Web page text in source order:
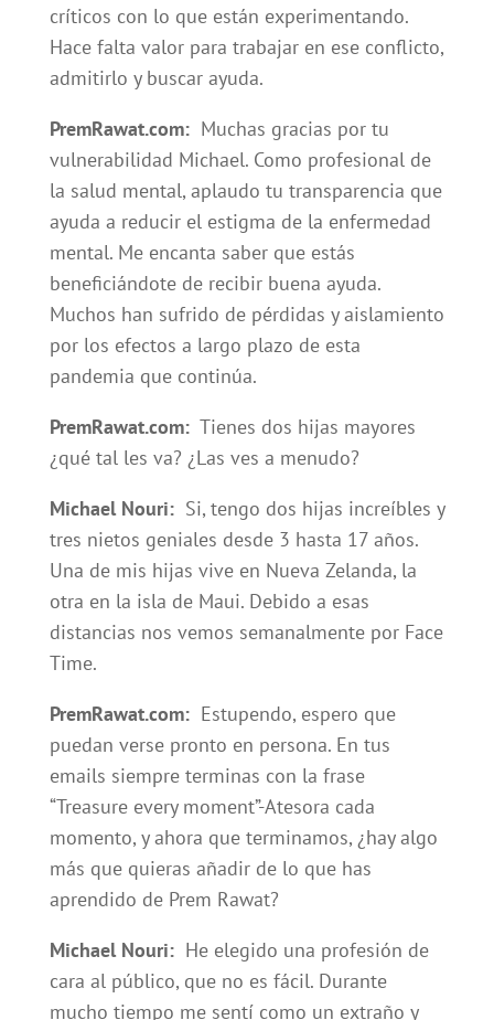
críticos con lo que están experimentando.
Hace falta valor para trabajar en ese conflicto,
admitirlo y buscar ayuda.
PremRawat.com:Muchas gracias por tu
vulnerabilidad Michael. Como profesional de
la salud mental, aplaudo tu transparencia que
ayuda a reducir el estigma de la enfermedad
mental. Me encanta saber que estás
beneficiándote de recibir buena ayuda.
Muchos han sufrido de pérdidas y aislamiento
por los efectos a largo plazo de esta
pandemia que continúa.
PremRawat.com:Tienes dos hijas mayores
¿qué tal les va? ¿Las ves a menudo?
Michael Nouri:Si, tengo dos hijas increíbles y
tres nietos geniales desde 3 hasta 17 años.
Una de mis hijas vive en Nueva Zelanda, la
otra en la isla de Maui. Debido a esas
distancias nos vemos semanalmente por Face
Time.
PremRawat.com:Estupendo, espero que
puedan verse pronto en persona. En tus
emails siempre terminas con la frase
“Treasure every moment”-Atesora cada
momento, y ahora que terminamos, ¿hay algo
más que quieras añadir de lo que has
aprendido de Prem Rawat?
Michael Nouri:He elegido una profesión de
cara al público, que no es fácil. Durante
mucho tiempo me sentí como un extraño y